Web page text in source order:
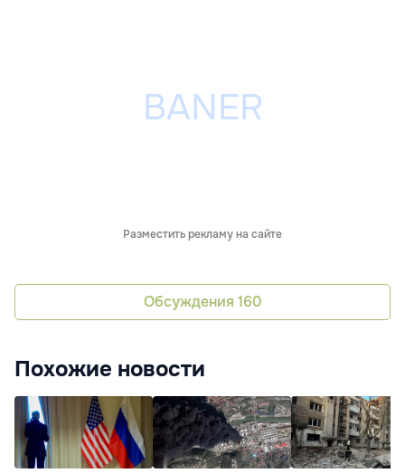
Разместить рекламу на сайте
Обсуждения 160
Похожие новости